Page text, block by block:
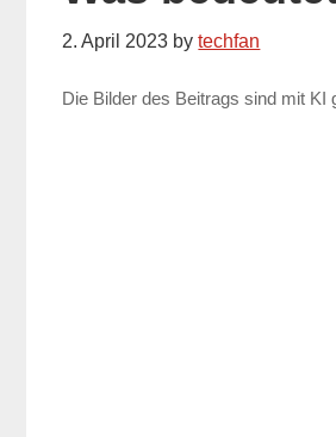
2. April 2023 bytechfan
Die Bilder des Beitrags sind mit KI